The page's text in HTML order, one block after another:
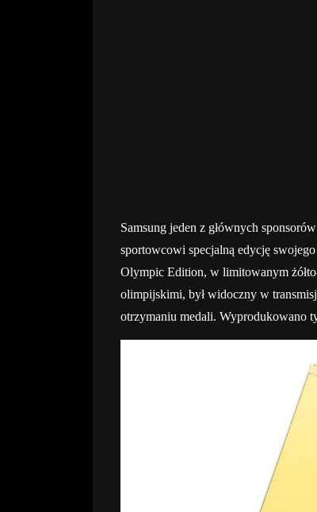
Samsung jeden z głównych
sportowcowi specjalną edycję
Olympic Edition, w limitowanym
olimpijskimi, był widoczny w
otrzymaniu medali. Wyprodukowano